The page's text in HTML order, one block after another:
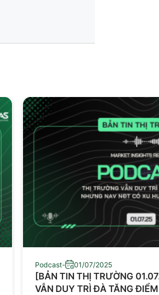
Podcast- 01/07/2025
[BẢN TIN THỊ TRƯỜNG
VẪN DUY TRÌ ĐÀ TĂNG